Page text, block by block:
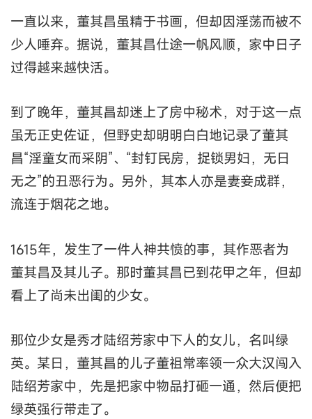
一直以来，董其昌虽精于书画，但却因淫荡而被不
少人唾弃。据说，董其昌仕途一帆风顺，家中日子
过得越来越快活。
到了晚年，董其昌却迷上了房中秘术，对于这一点
虽无正史佐证，但野史却明明白白地记录了董其
昌“淫童女而采阴”、“封钉民房，捉锁男妇，无日
无之”的丑恶行为。另外，其本人亦是妻妾成群，
流连于烟花之地。
1615年，发生了一件人神共愤的事，其作恶者为
董其昌及其儿子。那时董其昌已到花甲之年，但却
看上了尚未出闺的少女。
那位少女是秀才陆绍芳家中下人的女儿，名叫绿
英。某日，董其昌的儿子董祖常率领一众大汉闯入
陆绍芳家中，先是把家中物品打砸一通，然后便把
绿英强行带走了。